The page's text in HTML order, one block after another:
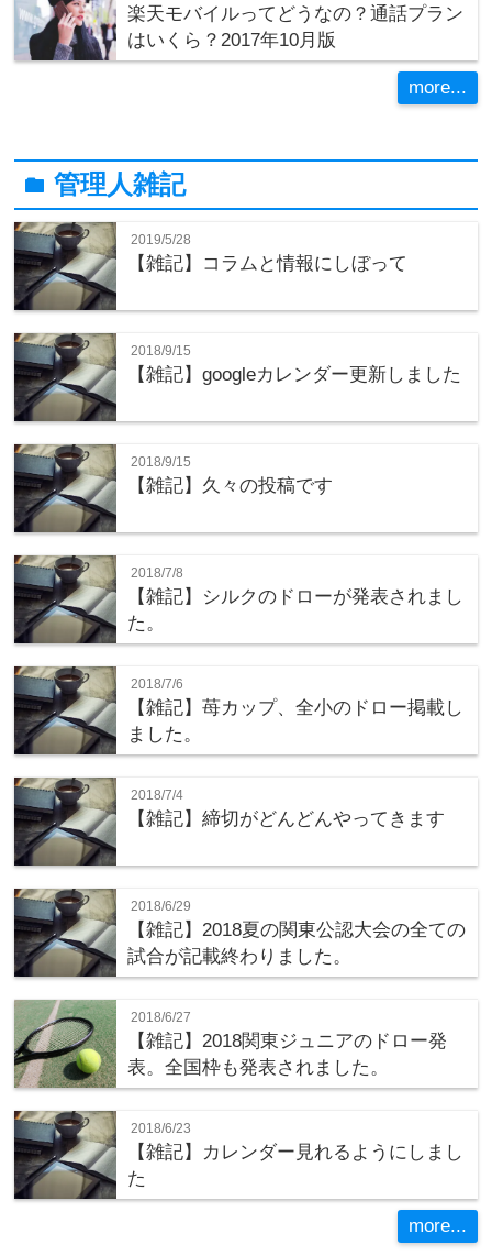
楽天モバイルってどうなの？通話プラン
はいくら？2017年10月版
more...
folder管理人雑記
2019/5/28
【雑記】コラムと情報にしぼって
2018/9/15
【雑記】googleカレンダー更新しました
2018/9/15
【雑記】久々の投稿です
2018/7/8
【雑記】シルクのドローが発表されまし
た。
2018/7/6
【雑記】苺カップ、全小のドロー掲載し
ました。
2018/7/4
【雑記】締切がどんどんやってきます
2018/6/29
【雑記】2018夏の関東公認大会の全ての
試合が記載終わりました。
2018/6/27
【雑記】2018関東ジュニアのドロー発
表。全国枠も発表されました。
2018/6/23
【雑記】カレンダー見れるようにしまし
た
more...